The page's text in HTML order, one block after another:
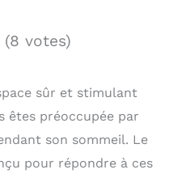
votes)
sûr et stimulant
êtes préoccupée par
son sommeil. Le
pour répondre à ces